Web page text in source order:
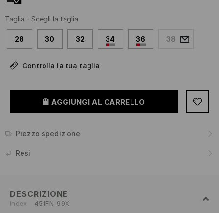
Taglia - Scegli la taglia
28 30 32 34 36 38
Controlla la tua taglia
AGGIUNGI AL CARRELLO
Prezzo spedizione
Resi
DESCRIZIONE
Index 451FN-99X